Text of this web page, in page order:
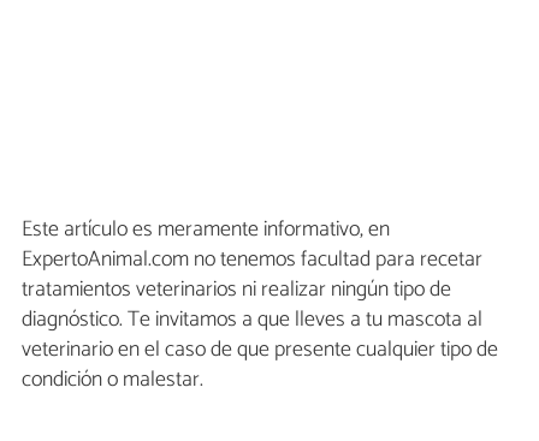
Este artículo es meramente informativo, en
ExpertoAnimal.com no tenemos facultad para recetar
tratamientos veterinarios ni realizar ningún tipo de
diagnóstico. Te invitamos a que lleves a tu mascota al
veterinario en el caso de que presente cualquier tipo de
condición o malestar.